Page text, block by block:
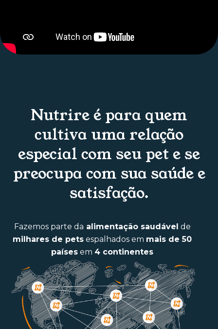
Nutrire é para quem
cultiva uma relação
especial com seu pet e se
preocupa com sua saúde e
satisfação.
Fazemos parte da alimentação saudável de
milhares de pets espalhados em mais de 50
países em 4 continentes